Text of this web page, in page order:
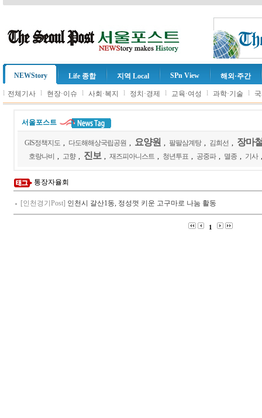
NEWStory Life 종합 지역 Local SPn View 해외·주간
l 전체기사 l 현장·이슈 l 사회·복지 l 정치·경제 l 교육·여성 l 과학·기술 l
서울포스트
GIS정책지도 다도해해상국립공원 요양원 팔팔삼계탕 김희선 장마
호랑나비 고향 진보 재즈피아니스트 청년투표 공중파 멸종 기사
통장자율회
[인천경기Post] 인천시 갈산1동, 정성껏 키운 고구마로 나눔 활동
1